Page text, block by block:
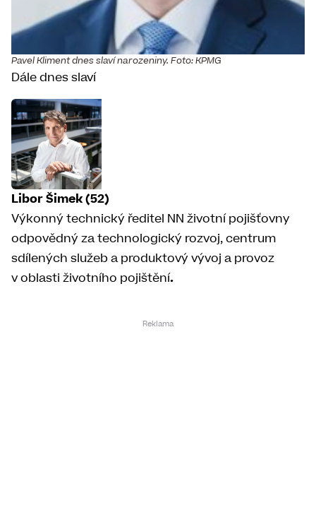
Pavel Kliment dnes slaví narozeniny. Foto: KPMG
Dále dnes slaví
Libor Šimek (52)
Výkonný technický ředitel NN životní pojišťovny
odpovědný za technologický rozvoj, centrum
sdílených služeb a produktový vývoj a provoz
v oblasti životního pojištění.